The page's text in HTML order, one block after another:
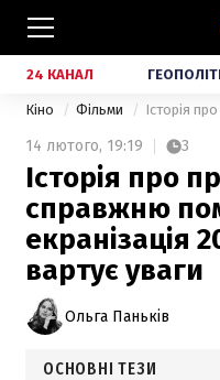
24 КАНАЛ
Кіно Фільми
14 лютого, 19:19 3
Історія про
справжню
екранізація
вартує уваги
Ольга Паньків
ОСНОВНІ ТЕЗИ